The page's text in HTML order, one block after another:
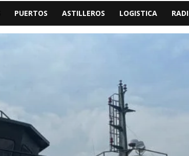
PUERTOS ASTILLEROS LOGISTICA